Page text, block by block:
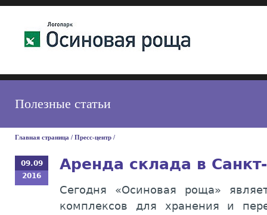
Полезные статьи
Главная страница / Пресс-центр /
09.09
2016
Аренда склада в
Сегодня «Осиновая роща»
комплексов для хранения и